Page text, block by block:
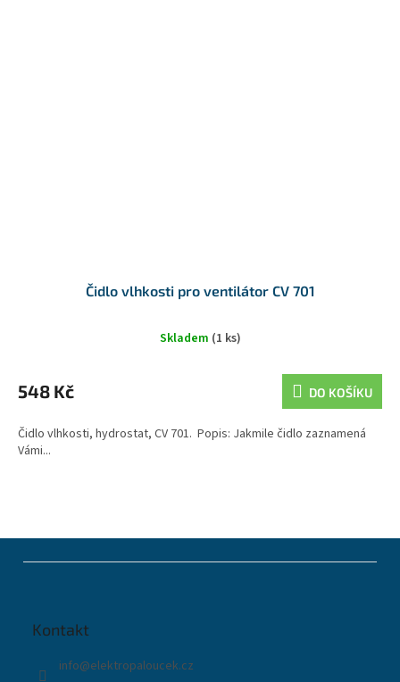
Čidlo vlhkosti pro ventilátor CV 701
Skladem (1 ks)
548 Kč DO KOŠÍKU
Čidlo vlhkosti, hydrostat, CV 701. Popis: Jakmile čidlo zaznamená
Vámi...
Kontakt
info@elektropaloucek.cz